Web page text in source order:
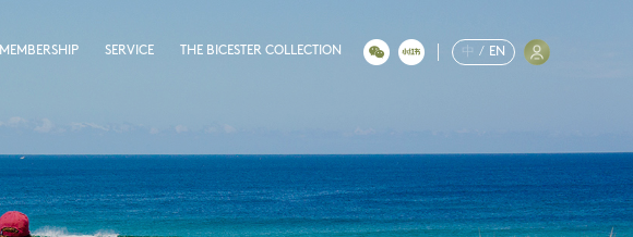
MEMBERSHIP SERVICE THE BICESTER COLLECTION 中 / EN